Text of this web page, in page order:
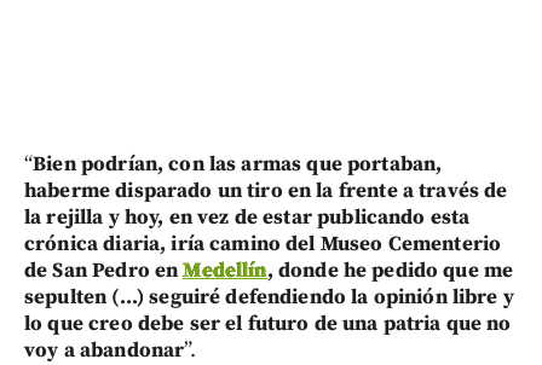
“Bien podrían, con las armas que portaban,
haberme disparado un tiro en la frente a través de
la rejilla y hoy, en vez de estar publicando esta
crónica diaria, iría camino del Museo Cementerio
de San Pedro enMedellín, donde he pedido que me
sepulten (...) seguiré defendiendo la opinión libre y
lo que creo debe ser el futuro de una patria que no
voy a abandonar”.